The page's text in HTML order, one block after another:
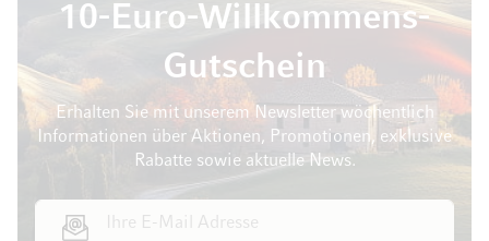
10-Euro-Willkommens-
Gutschein
Erhalten Sie mit unserem Newsletter wöchentlich
Informationen über Aktionen, Promotionen, exklusive
Rabatte sowie aktuelle News.